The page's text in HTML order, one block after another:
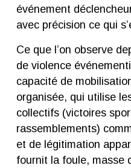
événement
avec précision ce qui
Ce que l’on observe
de violence
capacité de
organisée, qui utilise
collectifs (victoires
rassemblements)
et de légitimation
fournit la foule, masse